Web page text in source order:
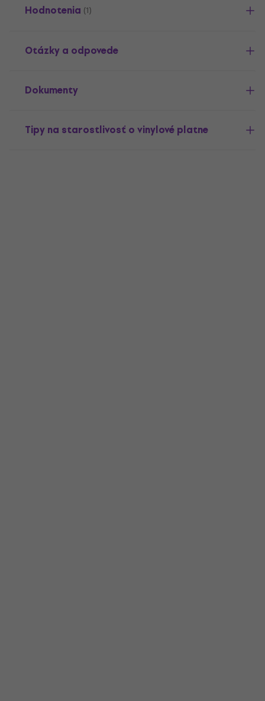
Hodnotenia (1)
Otázky a odpovede
Dokumenty
Tipy na starostlivosť o vinylové platne